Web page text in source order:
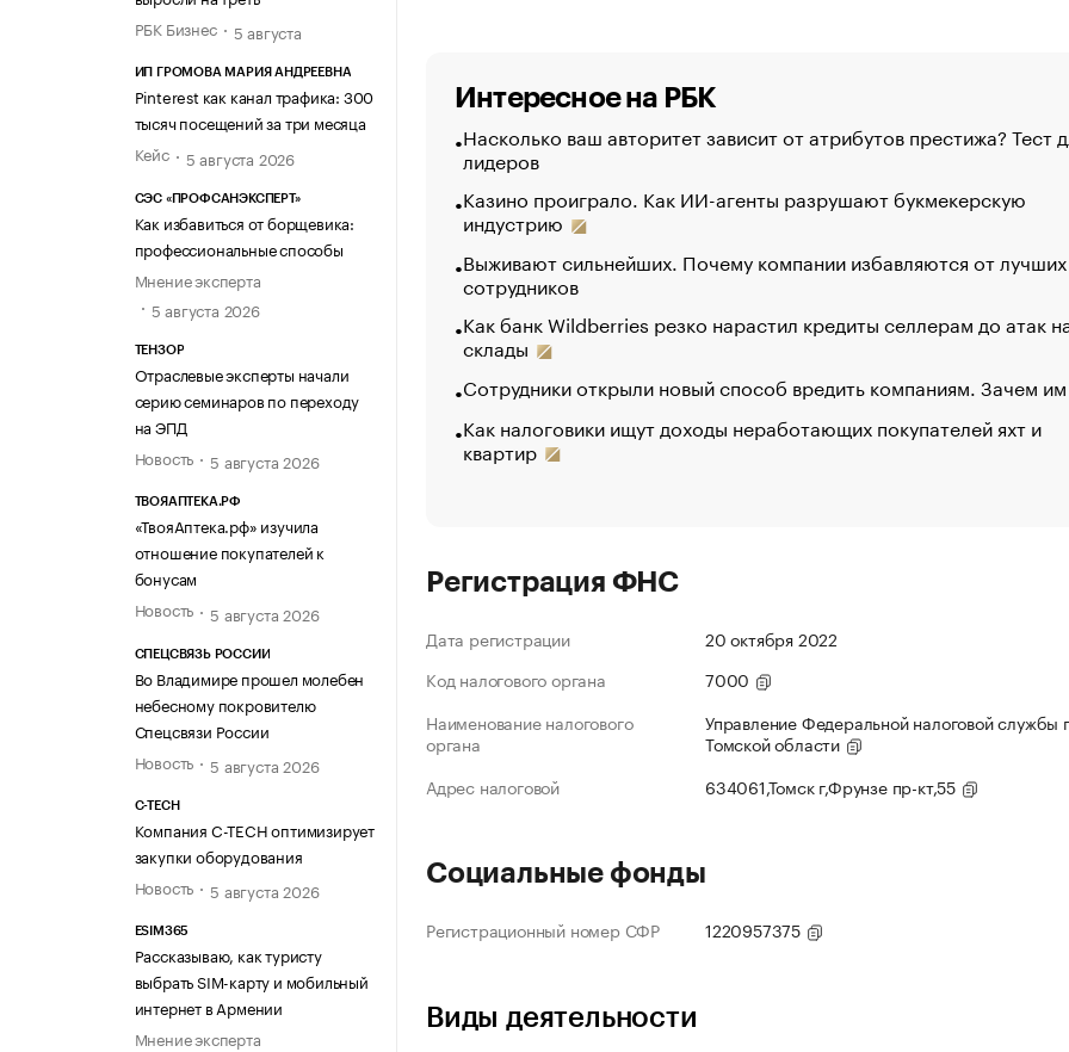
РБК Бизнес
5 августа
ИП ГРОМОВА МАРИЯ АНДРЕЕВНА
Pinterest как канал трафика: 300
тысяч посещений за три месяца
Кейс
5 августа 2026
СЭС «ПРОФСАНЭКСПЕРТ»
Как избавиться от борщевика:
профессиональные способы
Мнение эксперта
5 августа 2026
ТЕНЗОР
Отраслевые эксперты начали
серию семинаров по переходу
на ЭПД
Новость
5 августа 2026
ТВОЯАПТЕКА.РФ
«ТвояАптека.рф» изучила
отношение покупателей к
бонусам
Новость
5 августа 2026
СПЕЦСВЯЗЬ РОССИИ
Во Владимире прошел молебен
небесному покровителю
Спецсвязи России
Новость
5 августа 2026
C-TECH
Компания C-TECH оптимизирует
закупки оборудования
Новость
5 августа 2026
ESIM365
Рассказываю, как туристу
выбрать SIM-карту и мобильный
интернет в Армении
Мнение эксперта
Интересное на РБК
Насколько ваш авторитет зависит от атрибутов престижа? Тест
лидеров
Казино проиграло. Как ИИ-агенты разрушают букмекерскую
индустрию
Выживают сильнейших. Почему компании избавляются от лучших
сотрудников
Как банк Wildberries резко нарастил кредиты селлерам до атак
склады
Сотрудники открыли новый способ вредить компаниям. Зачем
Как налоговики ищут доходы неработающих покупателей яхт и
квартир
Регистрация ФНС
Дата регистрации
20 октября 2022
Код налогового органа
7000
Наименование налогового
органа
Управление Федеральной налоговой службы
Томской области
Адрес налоговой
634061,Томск г,Фрунзе пр-кт,55
Социальные фонды
Регистрационный номер СФР 1220957375
Виды деятельности